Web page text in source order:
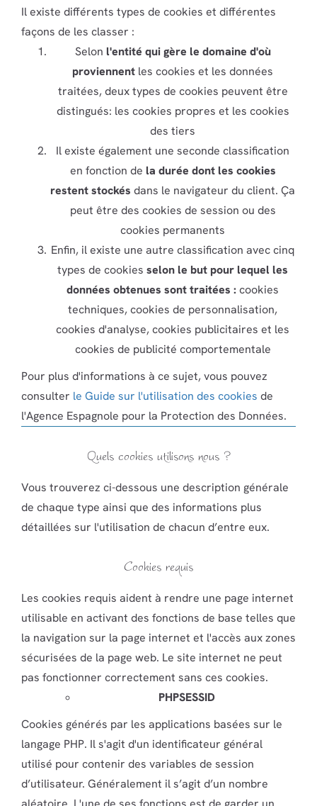
Il existe différents types de cookies et différentes
façons de les classer :
Selon l'entité qui gère le domaine d'où
proviennent les cookies et les données
traitées, deux types de cookies peuvent être
distingués: les cookies propres et les cookies
des tiers
Il existe également une seconde classification
en fonction de la durée dont les cookies
restent stockés dans le navigateur du client. Ça
peut être des cookies de session ou des
cookies permanents
Enfin, il existe une autre classification avec cinq
types de cookies selon le but pour lequel les
données obtenues sont traitées : cookies
techniques, cookies de personnalisation,
cookies d'analyse, cookies publicitaires et les
cookies de publicité comportementale
Pour plus d'informations à ce sujet, vous pouvez
consulter le Guide sur l'utilisation des cookies de
l'Agence Espagnole pour la Protection des Données.
Quels cookies utilisons nous ?
Vous trouverez ci-dessous une description générale
de chaque type ainsi que des informations plus
détaillées sur l'utilisation de chacun d’entre eux.
Cookies requis
Les cookies requis aident à rendre une page internet
utilisable en activant des fonctions de base telles que
la navigation sur la page internet et l'accès aux zones
sécurisées de la page web. Le site internet ne peut
pas fonctionner correctement sans ces cookies.
PHPSESSID
Cookies générés par les applications basées sur le
langage PHP. Il s'agit d'un identificateur général
utilisé pour contenir des variables de session
d’utilisateur. Généralement il s’agit d’un nombre